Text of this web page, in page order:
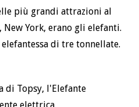
più grandi attrazioni al
New York, erano gli elefanti.
di tre tonnellate.